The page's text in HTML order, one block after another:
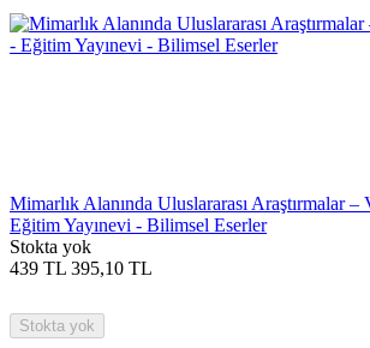
Mimarlık Alanında Uluslararası Araştırmalar
Eğitim Yayınevi - Bilimsel Eserler
Stokta yok
439 TL 395,10 TL
Stokta yok